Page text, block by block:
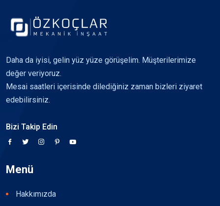
Daha da iyisi, gelin yüz yüze görüşelim. Müşterilerimize
değer veriyoruz.
Mesai saatleri içerisinde dilediğiniz zaman bizleri ziyaret
edebilirsiniz.
Bizi Takip Edin
Menü
Hakkımızda